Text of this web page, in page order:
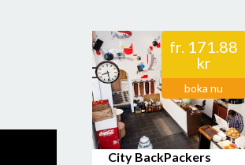
fr. 171.88
kr
boka nu
City BackPackers